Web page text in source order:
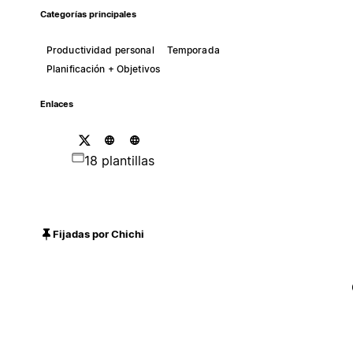
Categorías principales
Productividad personal
Temporada
Planificación + Objetivos
Enlaces
18 plantillas
Fijadas por Chichi